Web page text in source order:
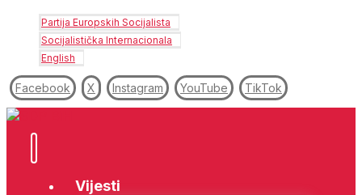
Partija Europskih Socijalista
Socijalistička Internacionala
English
Facebook X Instagram YouTube TikTok
Vijesti